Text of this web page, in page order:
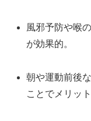
風邪予防や喉
が効果的。
朝や運動前後な
ことでメリッ